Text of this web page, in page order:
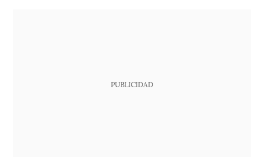
PUBLICIDAD